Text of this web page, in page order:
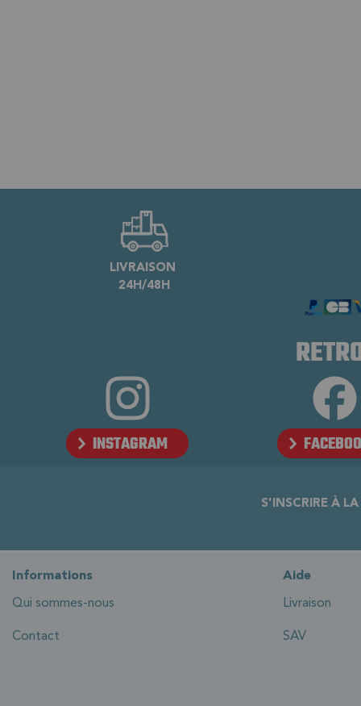
LIVRAISON
24H/48H
INSTAGRAM
S'INSCRIRE À
Informations
Qui sommes-nous
Contact
Aide
Livraison
SAV